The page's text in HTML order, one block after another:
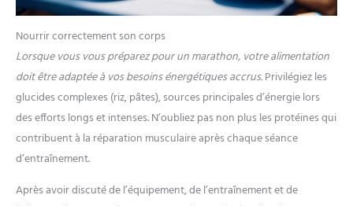
Nourrir correctement son corps
Lorsque vous vous préparez pour un marathon, votre alimentation
doit être adaptée à vos besoins énergétiques accrus.Privilégiez les
glucides complexes (riz, pâtes), sources principales d’énergie lors
des efforts longs et intenses. N’oubliez pas non plus les protéines qui
contribuent à la réparation musculaire après chaque séance
d’entraînement.
Après avoir discuté de l’équipement, de l’entraînement et de